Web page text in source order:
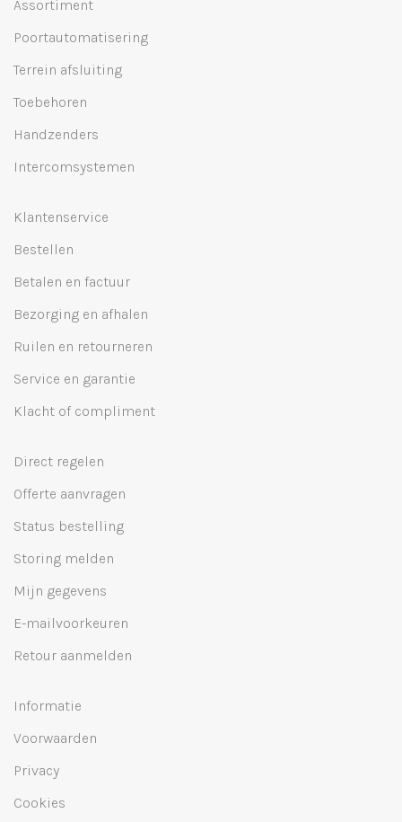
Assortiment
Poortautomatisering
Terrein afsluiting
Toebehoren
Handzenders
Intercomsystemen
Klantenservice
Bestellen
Betalen en factuur
Bezorging en afhalen
Ruilen en retourneren
Service en garantie
Klacht of compliment
Direct regelen
Offerte aanvragen
Status bestelling
Storing melden
Mijn gegevens
E-mailvoorkeuren
Retour aanmelden
Informatie
Voorwaarden
Privacy
Cookies